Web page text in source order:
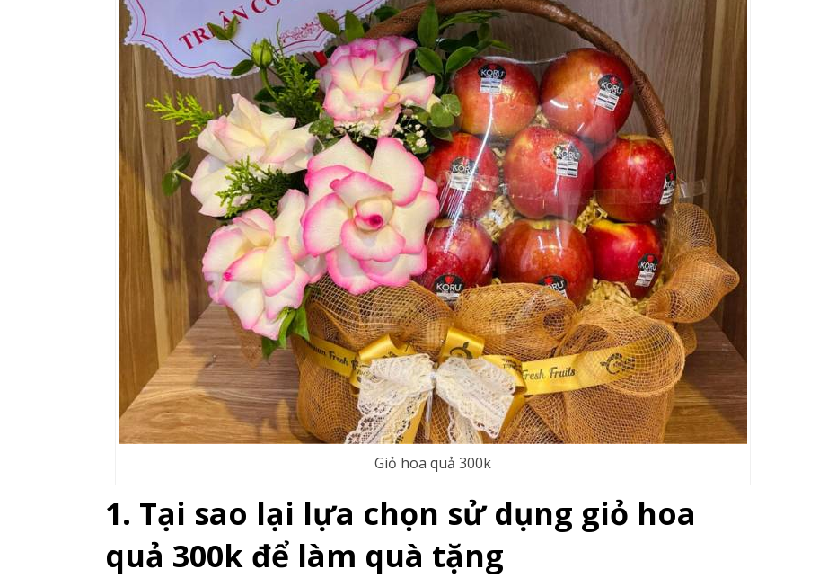
Giỏ hoa quả 300k
1. Tại sao lại lựa chọn sử dụng giỏ hoa
quả 300k để làm quà tặng